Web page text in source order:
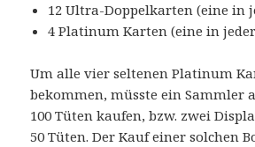
12 Ultra-Doppelkarten (eine in
4 Platinum Karten (eine in
Um alle vier seltenen Platinum
bekommen, müsste ein Sammler
100 Tüten kaufen, bzw. zwei
50 Tüten. Der Kauf einer solchen